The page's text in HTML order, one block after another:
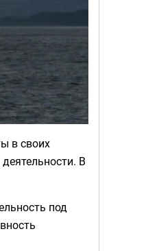
в своих
В
под